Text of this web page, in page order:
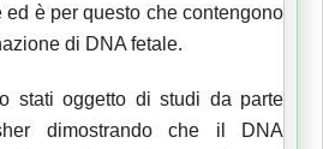
è per questo che contengono
di DNA fetale.
stati oggetto di studi da parte
dimostrando che il DNA